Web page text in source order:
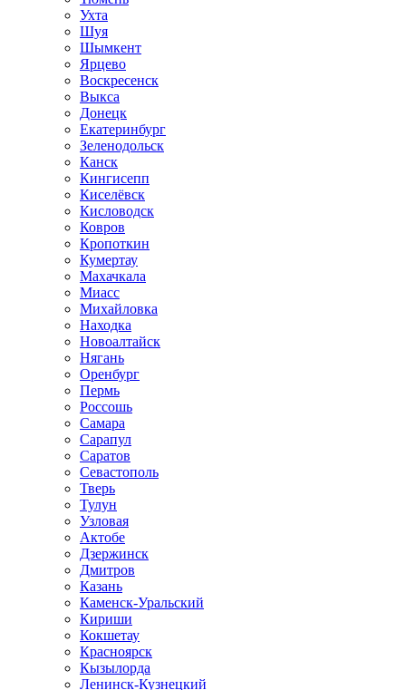
Ухта
Шуя
Шымкент
Ярцево
Воскресенск
Выкса
Донецк
Екатеринбург
Зеленодольск
Канск
Кингисепп
Киселёвск
Кисловодск
Ковров
Кропоткин
Кумертау
Махачкала
Миасс
Михайловка
Находка
Новоалтайск
Нягань
Оренбург
Пермь
Россошь
Самара
Сарапул
Саратов
Севастополь
Тверь
Тулун
Узловая
Актобе
Дзержинск
Дмитров
Казань
Каменск-Уральский
Кириши
Кокшетау
Красноярск
Кызылорда
Ленинск-Кузнецкий